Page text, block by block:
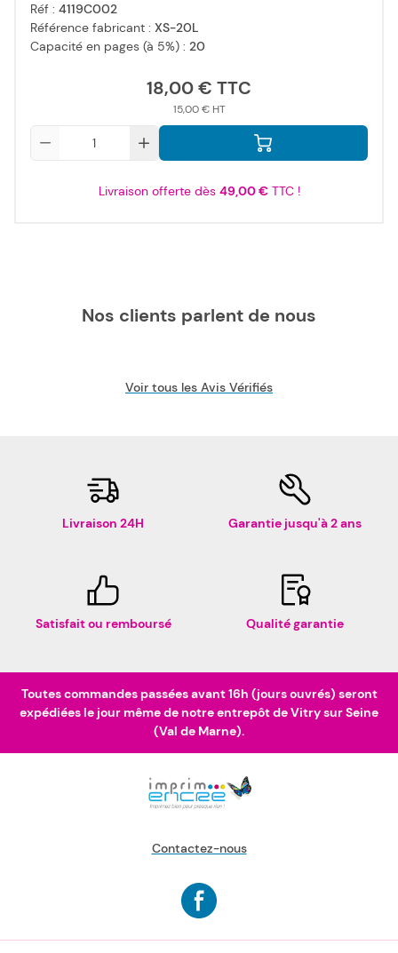
Réf : 4119C002
Référence fabricant : XS-20L
Capacité en pages (à 5%) : 20
18,00 €
15,00 €
Livraison offerte dès 49,00 €TTC !
Nos clients parlent de nous
Voir tous les Avis Vérifiés
Livraison 24H Garantie jusqu'à 2 ans
Satisfait ou remboursé Qualité garantie
Toutes commandes passées avant 16h (jours ouvrés) seront
expédiées le jour même de notre entrepôt de Vitry sur Seine
(Val de Marne).
Contactez-nous